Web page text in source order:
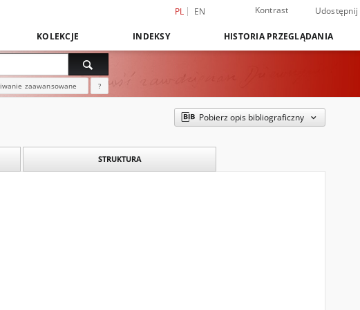
PL EN Kontrast Udostępnij
KOLEKCJE INDEKSY HISTORIA PRZEGLĄDANIA
zaawansowane ?
Pobierz opis bibliograficzny
STRUKTURA